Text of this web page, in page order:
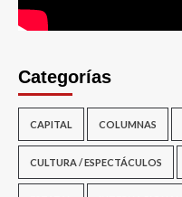
Categorías
CAPITAL COLUMNAS
CULTURA / ESPECTÁCULOS